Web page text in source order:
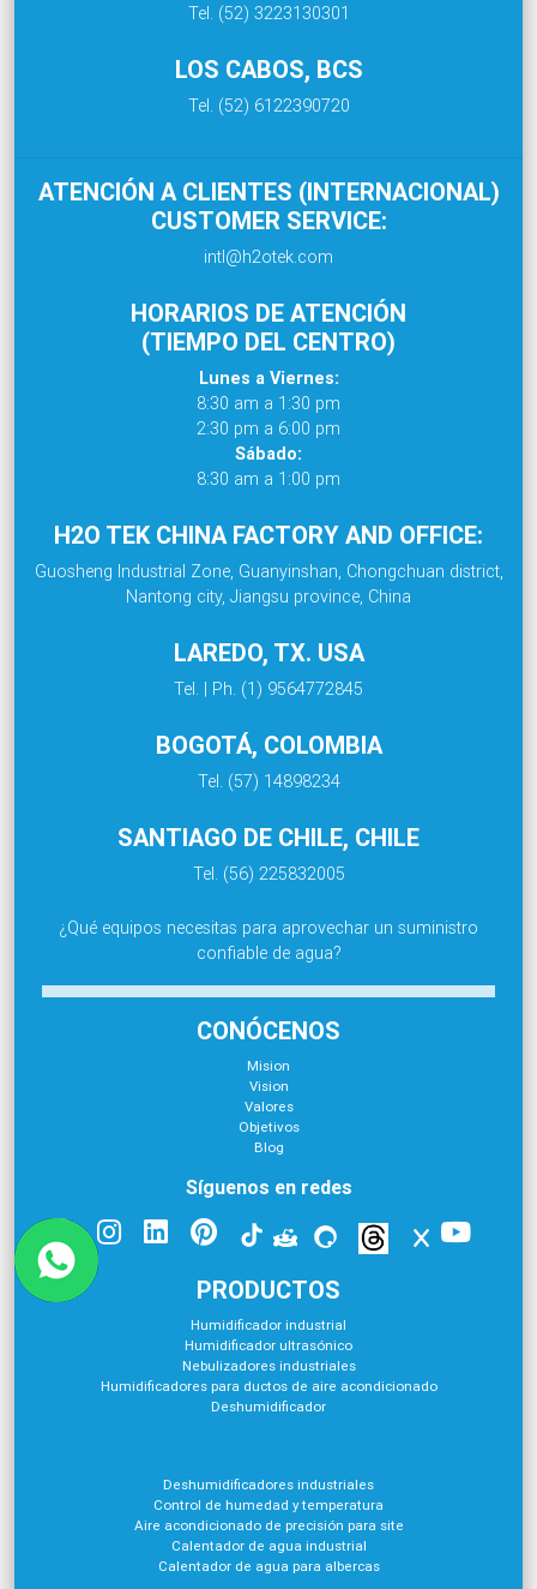
Tel. (52) 3223130301
LOS CABOS, BCS
Tel. (52) 6122390720
ATENCIÓN A CLIENTES (INTERNACIONAL)
CUSTOMER SERVICE:
intl@h2otek.com
HORARIOS DE ATENCIÓN
(TIEMPO DEL CENTRO)
Lunes a Viernes:
8:30 am a 1:30 pm
2:30 pm a 6:00 pm
Sábado:
8:30 am a 1:00 pm
H2O TEK CHINA FACTORY AND OFFICE:
Guosheng Industrial Zone, Guanyinshan, Chongchuan district,
Nantong city, Jiangsu province, China
LAREDO, TX. USA
Tel. | Ph. (1) 9564772845
BOGOTÁ, COLOMBIA
Tel. (57) 14898234
SANTIAGO DE CHILE, CHILE
Tel. (56) 225832005
¿Qué equipos necesitas para aprovechar un suministro
confiable de agua?
CONÓCENOS
Mision
Vision
Valores
Objetivos
Blog
Síguenos en redes
PRODUCTOS
Humidificador industrial
Humidificador ultrasónico
Nebulizadores industriales
Humidificadores para ductos de aire acondicionado
Deshumidificador
Deshumidificadores industriales
Control de humedad y temperatura
Aire acondicionado de precisión para site
Calentador de agua industrial
Calentador de agua para albercas